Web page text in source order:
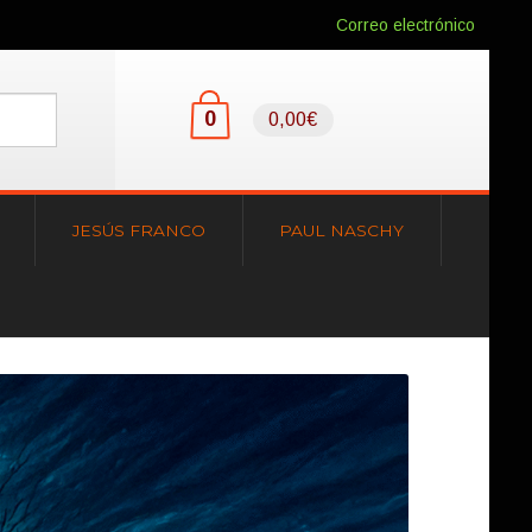
Correo electrónico
0 0,00€
JESÚS FRANCO PAUL NASCHY